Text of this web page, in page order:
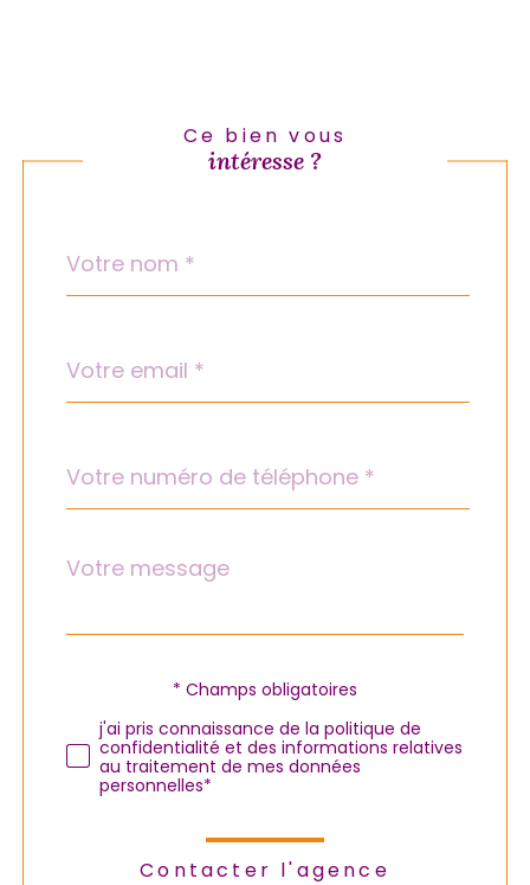
Ce bien vous
intéresse ?
par
*
*
*
Fieldset
défaut
Message
*
Validation* Champs obligatoires
j'ai pris connaissance de la politique de
confidentialité et des informations relatives
au traitement de mes données
personnelles*
Contacter l'agence